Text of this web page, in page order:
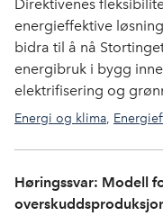
Direktivenes
energieffektive
bidra til å nå
energibruk i bygg
elektrifisering og
Energi og klima,
Høringssvar: Modell